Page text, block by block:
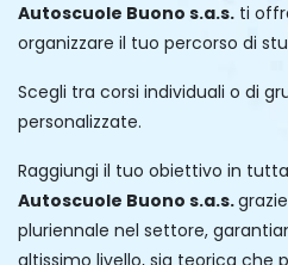
Autoscuole Buono s.a.s. ti
organizzare il tuo percorso di
Scegli tra corsi individuali o di
personalizzate.
Raggiungi il tuo obiettivo in
Autoscuole Buono s.a.s.
pluriennale nel settore,